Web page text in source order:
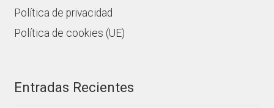
Política de privacidad
Política de cookies (UE)
Entradas Recientes